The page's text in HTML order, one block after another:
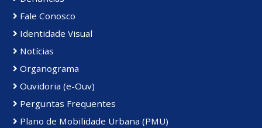
Fale Conosco
Identidade Visual
Notícias
Organograma
Ouvidoria (e-Ouv)
Perguntas Frequentes
Plano de Mobilidade Urbana (PMU)